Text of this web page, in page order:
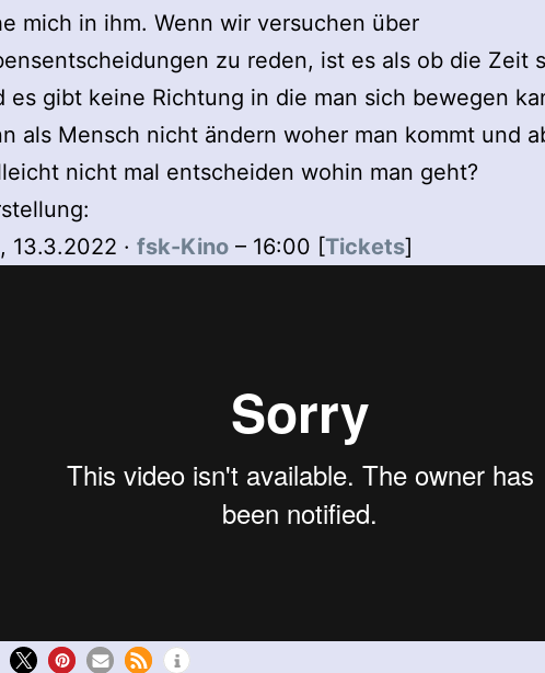
mich in ihm. Wenn wir versuchen über
zu reden, ist es als ob die Zeit
es gibt keine Richtung in die man sich bewegen
als Mensch nicht ändern woher man kommt und
nicht mal entscheiden wohin man geht?
13.3.2022 · fsk-Kino – 16:00 [Tickets]